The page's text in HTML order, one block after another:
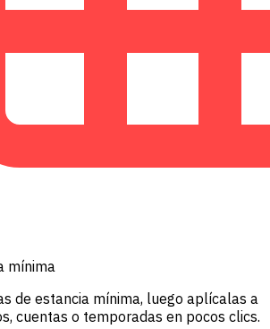
mínima
de estancia mínima, luego aplícalas a
cuentas o temporadas en pocos clics.